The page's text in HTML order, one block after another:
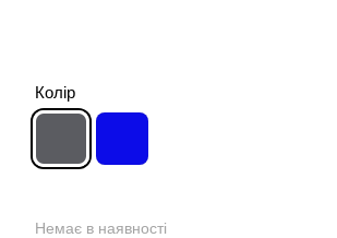
Колір
Немає в наявності